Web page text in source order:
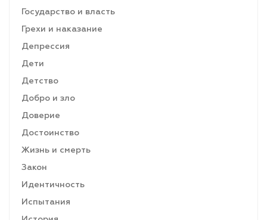
Государство и власть
Грехи и наказание
Депрессия
Дети
Детство
Добро и зло
Доверие
Достоинство
Жизнь и смерть
Закон
Идентичность
Испытания